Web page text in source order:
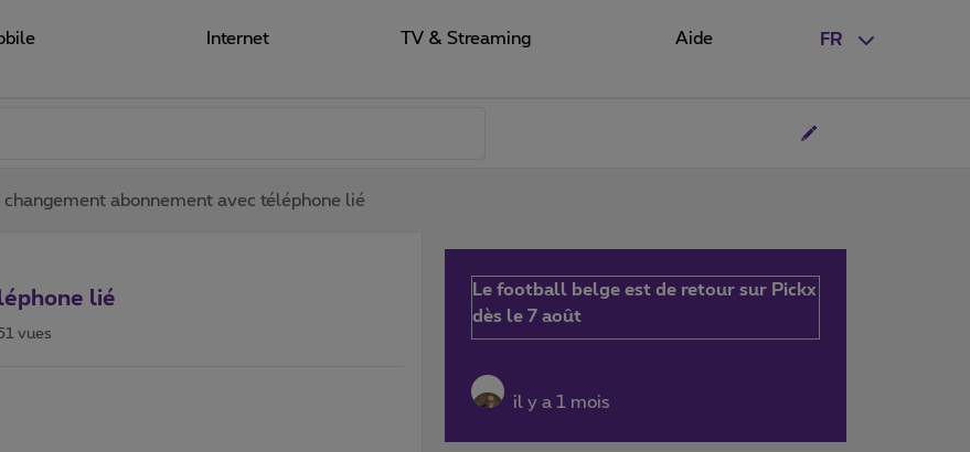
FR
Internet TV & Streaming Aide
changement abonnement avec téléphone lié
lié
vues
Le football belge est de retour sur Pickx
dès le 7 août
il y a 1 mois